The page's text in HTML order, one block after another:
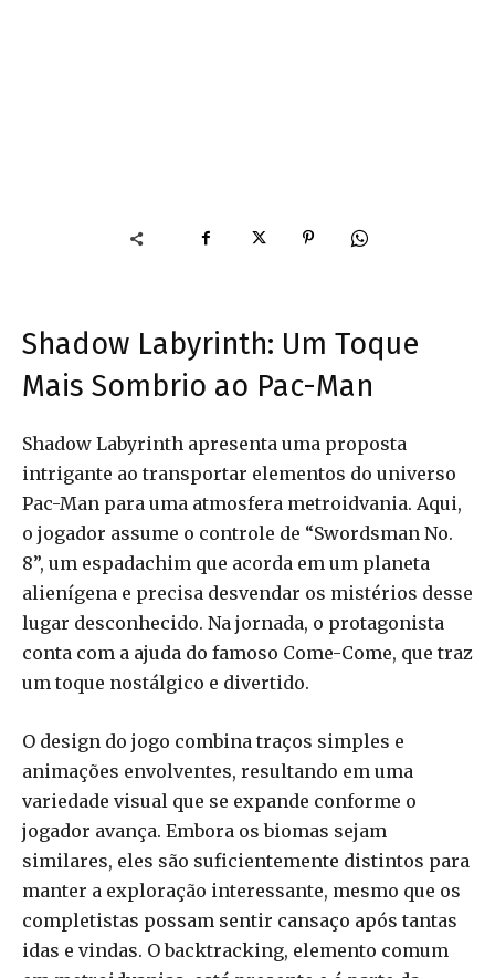
Shadow Labyrinth: Um Toque
Mais Sombrio ao Pac-Man
Shadow Labyrinth apresenta uma proposta
intrigante ao transportar elementos do universo
Pac-Man para uma atmosfera metroidvania. Aqui,
o jogador assume o controle de “Swordsman No.
8”, um espadachim que acorda em um planeta
alienígena e precisa desvendar os mistérios desse
lugar desconhecido. Na jornada, o protagonista
conta com a ajuda do famoso Come-Come, que traz
um toque nostálgico e divertido.
O design do jogo combina traços simples e
animações envolventes, resultando em uma
variedade visual que se expande conforme o
jogador avança. Embora os biomas sejam
similares, eles são suficientemente distintos para
manter a exploração interessante, mesmo que os
completistas possam sentir cansaço após tantas
idas e vindas. O backtracking, elemento comum